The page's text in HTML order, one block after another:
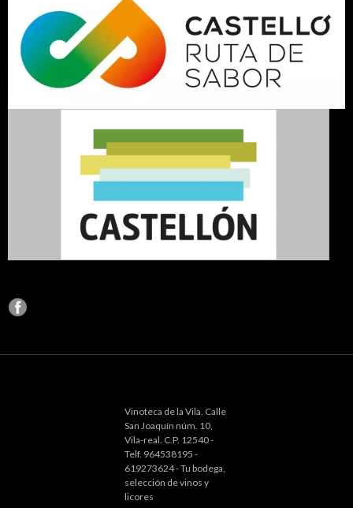
Vinoteca de la Vila. Calle
San Joaquín núm. 10,
Vila-real. C.P. 12540 -
Telf. 964538195 -
619273624 - Tu bodega,
selección de vinos y
licores